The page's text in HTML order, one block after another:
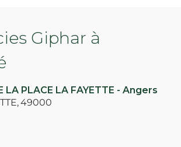
prennent toujours leur temps pour
la délivrance des médicaments
Je suis médecin, et mes
que dans d’autres pharmacies.
à toute ma confiance. Il est tjs
laisser un mauvais avis sur un
Giphar à
LA PLACE LA FAYETTE - Angers
49000